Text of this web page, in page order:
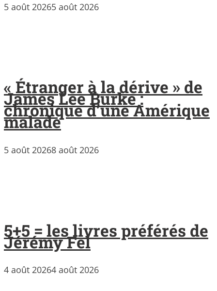
5 août 20265 août 2026
« Étranger à la dérive » de
James Lee Burke :
chronique d’une Amérique
malade
5 août 20268 août 2026
5+5 = les livres préférés de
Jérémy Fel
4 août 20264 août 2026